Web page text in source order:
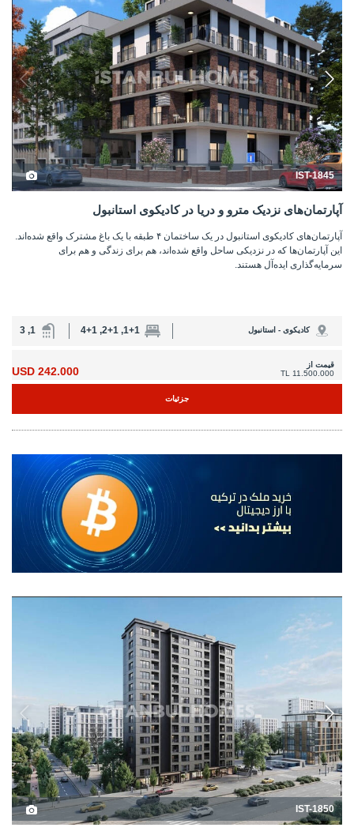
IST-1845
آپارتمان‌های نزدیک مترو و دریا در کادیکوی استانبول
آپارتمان‌های کادیکوی استانبول در یک ساختمان ۴ طبقه با یک باغ مشترک واقع شده‌اند.
این آپارتمان‌ها که در نزدیکی ساحل واقع شده‌اند، هم برای زندگی و هم برای
سرمایه‌گذاری ایده‌آل هستند.
کادیکوی - استانبول 1+1, 2+1, 4+1
1, 3
قیمت از
11.500.000 TL
242.000 USD
جزئیات
IST-1850